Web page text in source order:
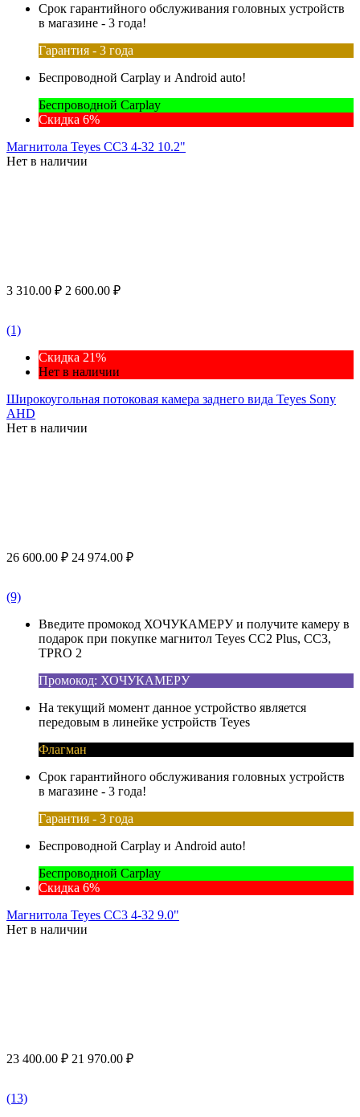
Срок гарантийного обслуживания головных устройств
в магазине - 3 года!
Гарантия - 3 года
Беспроводной Carplay и Android auto!
Беспроводной Carplay
Скидка 6%
Магнитола Teyes CC3 4-32 10.2"
Нет в наличии
3 310.00 ₽ 2 600.00 ₽
(1)
Скидка 21%
Нет в наличии
Широкоугольная потоковая камера заднего вида Teyes Sony
AHD
Нет в наличии
26 600.00 ₽ 24 974.00 ₽
(9)
Введите промокод ХОЧУКАМЕРУ и получите камеру в
подарок при покупке магнитол Teyes CC2 Plus, CC3,
TPRO 2
Промокод: ХОЧУКАМЕРУ
На текущий момент данное устройство является
передовым в линейке устройств Teyes
Флагман
Срок гарантийного обслуживания головных устройств
в магазине - 3 года!
Гарантия - 3 года
Беспроводной Carplay и Android auto!
Беспроводной Carplay
Скидка 6%
Магнитола Teyes CC3 4-32 9.0"
Нет в наличии
23 400.00 ₽ 21 970.00 ₽
(13)